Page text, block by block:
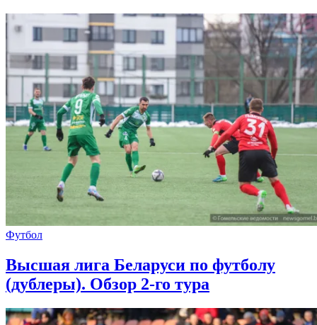
Футбол
Высшая лига Беларуси по футболу
(дублеры). Обзор 2-го тура